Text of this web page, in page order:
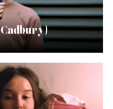
Cadbury)